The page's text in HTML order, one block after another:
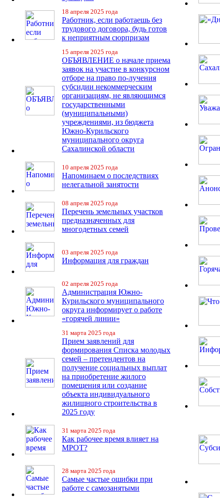
18 апреля 2025 года
Работник, если работаешь без
трудового договора, будь готов
к неприятным сюрпризам
15 апреля 2025 года
ОБЪЯВЛЕНИЕ о начале приема
заявок на участие в конкурсном
отборе на право по-лучения
субсидии некоммерческим
организациям, не являющимся
государственными
(муниципальными)
учреждениями, из бюджета
Южно-Курильского
муниципального округа
Сахалинской области
10 апреля 2025 года
Напоминаем о последствиях
нелегальной занятости
08 апреля 2025 года
Перечень земельных участков
предназначенных для
многодетных семей
03 апреля 2025 года
Информация для граждан
02 апреля 2025 года
Администрация Южно-
Курильского муниципального
округа информирует о работе
«горячей линии»
31 марта 2025 года
Прием заявлений для
формирования Списка молодых
семей – претендентов на
получение социальных выплат
на приобретение жилого
помещения или создание
объекта индивидуального
жилищного строительства в
2025 году
31 марта 2025 года
Как рабочее время влияет на
МРОТ?
28 марта 2025 года
Самые частые ошибки при
работе с самозанятыми